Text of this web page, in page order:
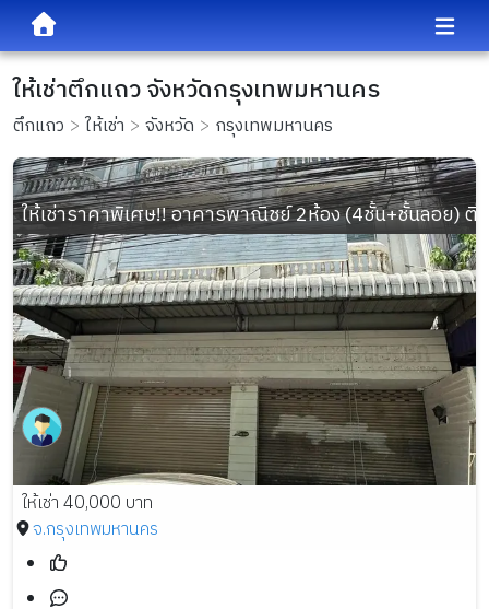
ให้เช่าตึกแถว จังหวัดกรุงเทพมหานคร
ตึกแถว ให้เช่า จังหวัด กรุงเทพมหานคร
ให้เช่าราคาพิเศษ!! อาคารพาณิชย์ 2ห้อง (4ชั้น+ชั้นลอย)
ให้เช่า 40,000 บาท
จ.กรุงเทพมหานคร